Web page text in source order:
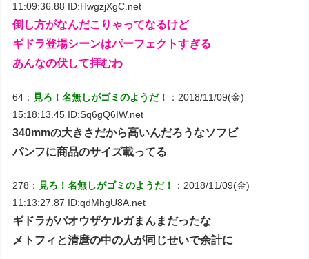
11:09:36.88 ID:HwgzjXgC.net
倒し方がなんだこりゃってなるけど
ギドラ登場シーンはパーフェクトすぎる
あんなの伏して拝むわ
64： 見ろ！名無しがゴミのようだ！
：2018/11/09(金)
15:18:13.45 ID:Sq6gQ6IW.net
340mmの大きさだから高いんだろうなソフビ
パンフに商品のサイズ載ってる
278： 見ろ！名無しがゴミのようだ！
：2018/11/09(金)
11:13:27.87 ID:qdMhgU8A.net
ギドラがバオウザケルガまんまだったな
メトフィと清麿の中の人が同じせいで余計に